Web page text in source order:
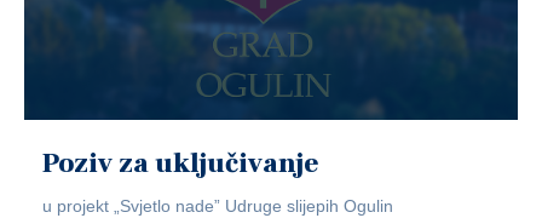
Poziv za uključivanje
u projekt „Svjetlo nade” Udruge slijepih Ogulin